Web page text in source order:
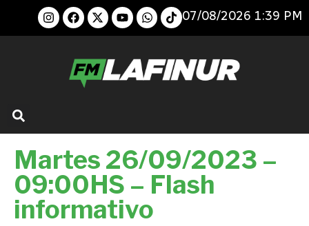
07/08/2026 1:39 PM
Martes 26/09/2023 –
09:00HS – Flash
informativo